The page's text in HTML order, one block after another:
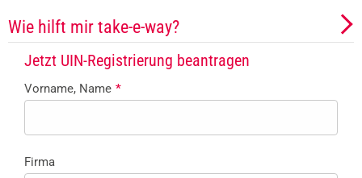
Wie hilft mir take-e-way?
Jetzt UIN-Registrierung beantragen
Vorname, Name *
Firma